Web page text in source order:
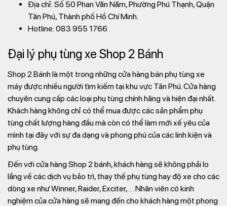
Địa chỉ: Số 50 Phan Văn Năm, Phường Phú Thạnh, Quận
Tân Phú, Thành phố Hồ Chí Minh.
Hotline: 083 955 1766
Đại lý phụ tùng xe Shop 2 Bánh
Shop 2 Bánh là một trong những cửa hàng bán phụ tùng xe
máy được nhiều người tìm kiếm tại khu vực Tân Phú. Cửa hàng
chuyên cung cấp các loại phụ tùng chính hãng và hiện đại nhất.
Khách hàng không chỉ có thể mua được các sản phẩm phụ
tùng chất lượng hàng đầu mà còn có thể làm mới xế yêu của
mình tại đây với sự đa dạng và phong phú của các linh kiện và
phụ tùng.
Đến với cửa hàng Shop 2 bánh, khách hàng sẽ không phải lo
lắng về các dịch vụ bảo trì, thay thế phụ tùng hay độ xe cho các
dòng xe như Winner, Raider, Exciter, … Nhân viên có kinh
nghiệm của cửa hàng sẽ mang đến cho khách hàng một phong